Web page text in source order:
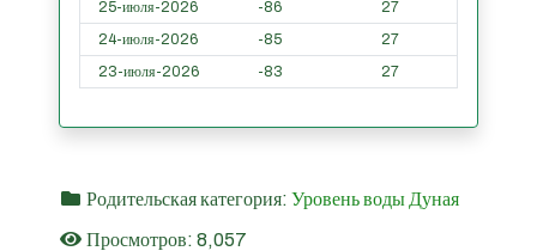
25-июля-2026
-86
27
24-июля-2026
-85
27
23-июля-2026
-83 27
Родительская категория: Уровень воды Дуная
Просмотров: 8,057